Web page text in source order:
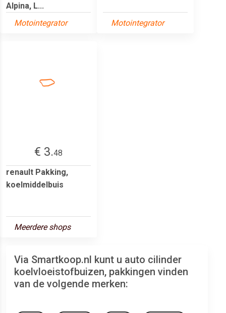
Alpina, L...
Motointegrator
Motointegrator
€ 3.48
renault Pakking,
koelmiddelbuis
Meerdere shops
Via Smartkoop.nl kunt u auto cilinder
koelvloeistofbuizen, pakkingen vinden
van de volgende merken: